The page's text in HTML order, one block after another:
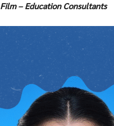
Film – Education Consultants